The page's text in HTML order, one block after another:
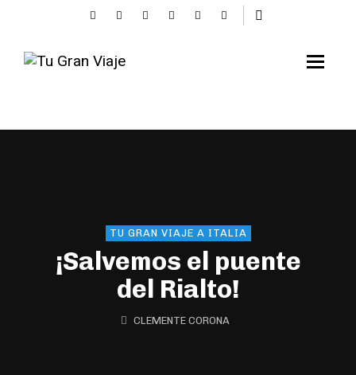
TU GRAN VIAJE A ITALIA
¡Salvemos el puente
del Rialto!
CLEMENTE CORONA